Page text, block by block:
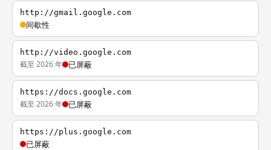
http://gmail.google.com
间歇性
http://video.google.com
截至 2026 年 已屏蔽
https://docs.google.com
截至 2026 年 已屏蔽
https://plus.google.com
已屏蔽